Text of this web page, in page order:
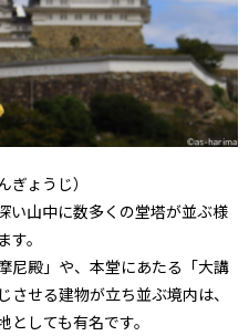
ょうじ）
い山中に数多くの堂塔が並ぶ様
。
尼殿」や、本堂にあたる「大講
せる建物が立ち並ぶ境内は、
しても有名です。